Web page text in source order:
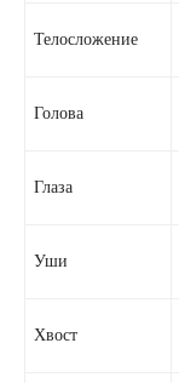
Телосложение
Голова
Глаза
Уши
Хвост